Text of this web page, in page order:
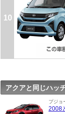
10
アクアと同じハッ
プジョ
2008